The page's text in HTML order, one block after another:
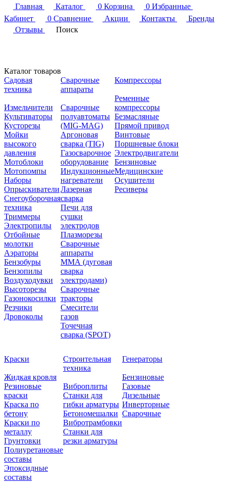
Главная
Каталог 0 Корзина 0 Избранные
Кабинет
0 Сравнение Акции Контакты
Бренды
Отзывы
Поиск
Каталог товаров
Садовая
техника
Измельчители
Культиваторы
Кусторезы
Мойки
высокого
давления
Мотоблоки
Мотопомпы
Наборы
Опрыскиватели
Снегоуборочная
техника
Триммеры
Электропилы
Отбойные
молотки
Аэраторы
Бензобуры
Бензопилы
Воздуходувки
Высоторезы
Газонокосилки
Резчики
Дровоколы
Сварочные
аппараты
Сварочные
полуавтоматы
(MIG-MAG)
Аргоновая
сварка (TIG)
Газосварочное
оборудование
Индукционные
нагреватели
Лазерная
сварка
Печи для
сушки
электродов
Плазморезы
Сварочные
аппараты
ММА (дуговая
сварка
электродами)
Сварочные
тракторы
Смесители
газов
Точечная
сварка (SPOT)
Компрессоры
Ременные
компрессоры
Безмасляные
Прямой привод
Винтовые
Поршневые блоки
Электродвигатели
Бензиновые
Медицинские
Осушители
Ресиверы
Краски
Жидкая кровля
Резиновые
краски
Краска по
бетону
Краски по
металлу
Грунтовки
Полиуретановые
составы
Эпоксидные
составы
Строительная
техника
Виброплиты
Станки для
гибки арматуры
Бетономешалки
Вибротрамбовки
Станки для
резки арматуры
Генераторы
Бензиновые
Газовые
Дизельные
Инверторные
Сварочные